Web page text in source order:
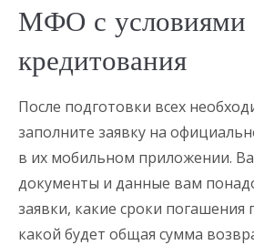
МФО с условиями
кредитования
После подготовки всех
заполните заявку на
в их мобильном приложении.
документы и данные вам
заявки, какие сроки
какой будет общая сумма